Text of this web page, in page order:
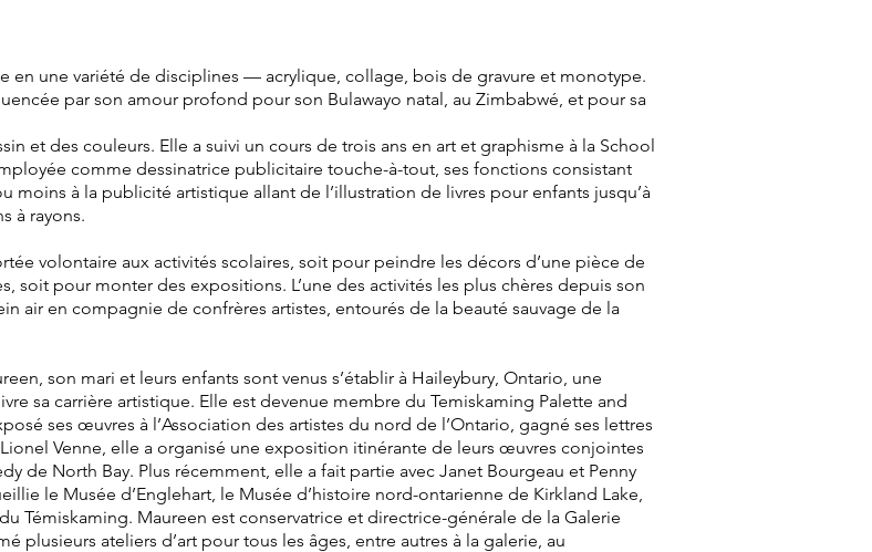
en une variété de disciplines — acrylique, collage, bois de gravure et monotype.
par son amour profond pour son Bulawayo natal, au Zimbabwé, et pour sa
et des couleurs. Elle a suivi un cours de trois ans en art et graphisme à la School
comme dessinatrice publicitaire touche-à-tout, ses fonctions consistant
moins à la publicité artistique allant de l’illustration de livres pour enfants jusqu’à
à rayons.
volontaire aux activités scolaires, soit pour peindre les décors d’une pièce de
soit pour monter des expositions. L’une des activités les plus chères depuis son
air en compagnie de confrères artistes, entourés de la beauté sauvage de la
son mari et leurs enfants sont venus s’établir à Haileybury, Ontario, une
sa carrière artistique. Elle est devenue membre du Temiskaming Palette and
ses œuvres à l’Association des artistes du nord de l’Ontario, gagné ses lettres
Venne, elle a organisé une exposition itinérante de leurs œuvres conjointes
de North Bay. Plus récemment, elle a fait partie avec Janet Bourgeau et Penny
le Musée d’Englehart, le Musée d’histoire nord-ontarienne de Kirkland Lake,
Témiskaming. Maureen est conservatrice et directrice-générale de la Galerie
plusieurs ateliers d’art pour tous les âges, entre autres à la galerie, au